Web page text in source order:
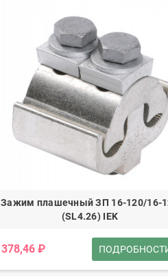
Зажим плашечный ЗП 16-120/16-
(SL4.26) IEK
378,46 ₽